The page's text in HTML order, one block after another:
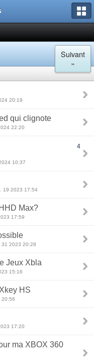
Suivant
»
20:19
qui clignote
22:20
4
10:37
19 2023 17:54
Max?
17:59
31 2023 20:28
Jeux Xbla
15:16
HS
20:56
17:20
ma XBOX 360